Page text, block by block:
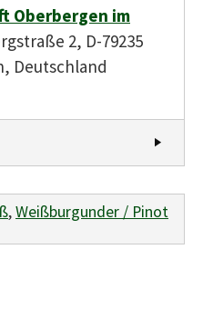
Oberbergen im
2, D-79235
Deutschland
,Weißburgunder / Pinot